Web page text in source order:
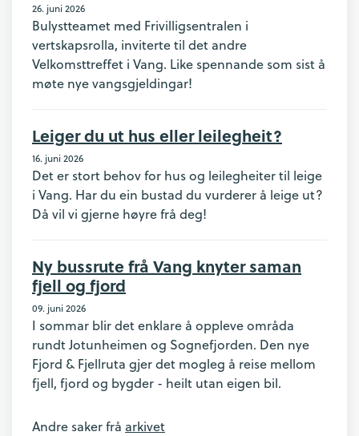
26. juni 2026
Bulystteamet med Frivilligsentralen i
vertskapsrolla, inviterte til det andre
Velkomsttreffet i Vang. Like spennande som sist å
møte nye vangsgjeldingar!
Leiger du ut hus eller leilegheit?
16. juni 2026
Det er stort behov for hus og leilegheiter til leige
i Vang. Har du ein bustad du vurderer å leige ut?
Då vil vi gjerne høyre frå deg!
Ny bussrute frå Vang knyter saman
fjell og fjord
09. juni 2026
I sommar blir det enklare å oppleve områda
rundt Jotunheimen og Sognefjorden. Den nye
Fjord & Fjellruta gjer det mogleg å reise mellom
fjell, fjord og bygder - heilt utan eigen bil.
Andre saker frå arkivet